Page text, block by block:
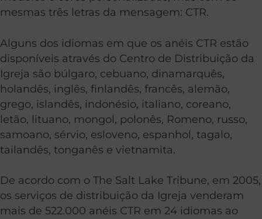
mesmas três letras da mensagem: CTR.
Alguns dos idiomas em que os anéis CTR estão
disponíveis através do Centro de Distribuição da
Igreja são búlgaro, cebuano, dinamarquês,
holandês, inglês, finlandês, francês, alemão,
grego, islandês, indonésio, italiano, coreano,
letão, lituano, mongol, polonês, Romeno, russo,
samoano, sérvio, esloveno, espanhol, tagalo,
tailandês, tonganês e vietnamita.
De acordo com o The Salt Lake Tribune, em 2005,
os serviços de distribuição da Igreja venderam
mais de 522.000 anéis CTR em 24 idiomas ao